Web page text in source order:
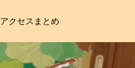
アクセスまとめ